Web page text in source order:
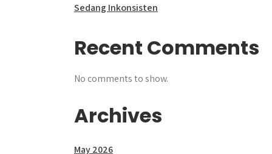
Sedang Inkonsisten
Recent Comments
No comments to show.
Archives
May 2026